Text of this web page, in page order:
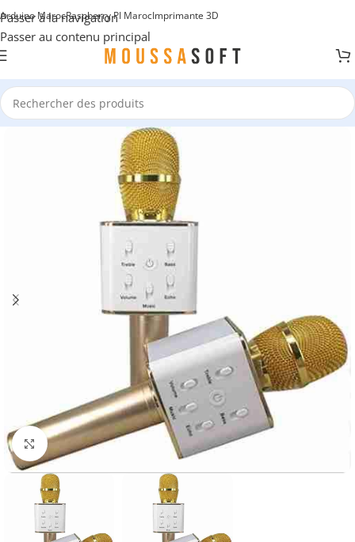
Passer à la navigation
Passer au contenu principal
Arduino MarocRaspberry PI MarocImprimante 3D
Cliquez pour agrandir